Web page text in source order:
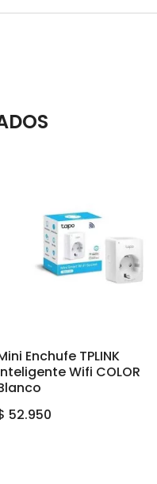
Enchufe TPLINK
Wifi COLOR
52.950